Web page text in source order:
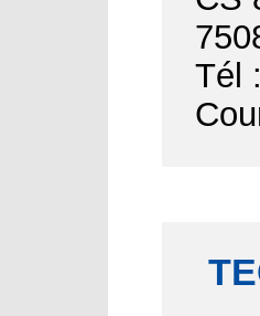
Tél